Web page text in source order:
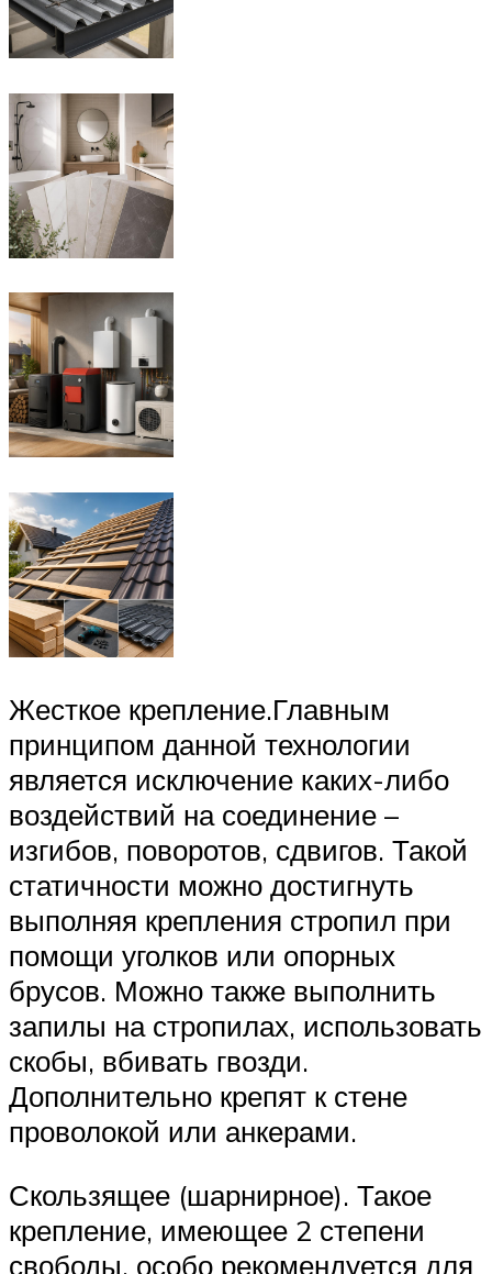
Жесткое крепление.Главным
принципом данной технологии
является исключение каких-либо
воздействий на соединение –
изгибов, поворотов, сдвигов. Такой
статичности можно достигнуть
выполняя крепления стропил при
помощи уголков или опорных
брусов. Можно также выполнить
запилы на стропилах, использовать
скобы, вбивать гвозди.
Дополнительно крепят к стене
проволокой или анкерами.
Скользящее (шарнирное). Такое
крепление, имеющее 2 степени
свободы, особо рекомендуется для